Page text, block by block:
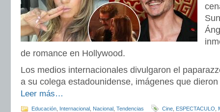
de romance en Hollywood.
Los medios internacionales divulgaron el
a su colega estadounidense, imágenes que
Leer más…
Educación Internacional Nacional Tendencias Cine ESPECTACULO